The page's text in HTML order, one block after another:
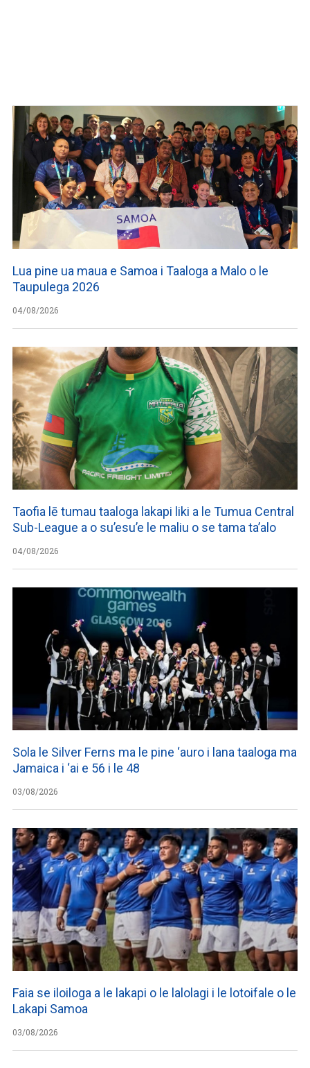
Lua pine ua maua e Samoa i Taaloga a Malo o le
Taupulega 2026
04/08/2026
Taofia lē tumau taaloga lakapi liki a le Tumua Central
Sub-League a o su’esu’e le maliu o se tama ta’alo
04/08/2026
Sola le Silver Ferns ma le pine ‘auro i lana taaloga ma
Jamaica i ‘ai e 56 i le 48
03/08/2026
Faia se iloiloga a le lakapi o le lalolagi i le lotoifale o le
Lakapi Samoa
03/08/2026